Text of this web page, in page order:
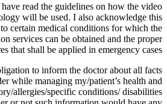
read the guidelines on how the video
will be used. I also acknowledge this
certain medical conditions for which the
services can be obtained and the proper
that shall be applied in emergency cases.
to inform the doctor about all facts
while managing my/patient’s health and
allergies/specific conditions/ disabilities